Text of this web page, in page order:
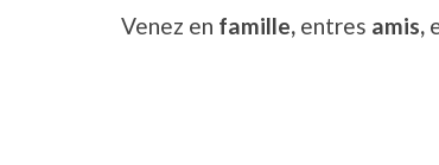
Venez en famille, entres amis,